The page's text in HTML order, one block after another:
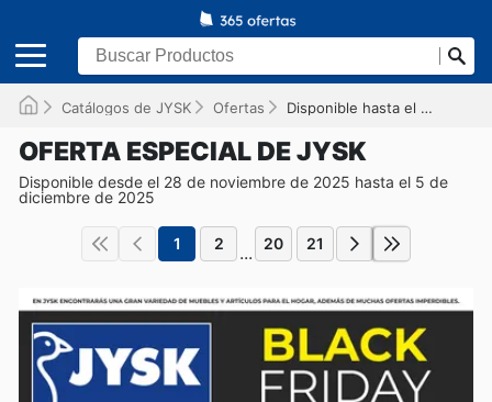
Catálogos de JYSK Ofertas Disponible hasta el 05/12/2025
OFERTA ESPECIAL DE JYSK
Disponible desde el 28 de noviembre de 2025 hasta el 5 de
diciembre de 2025
1 2 ... 20 21